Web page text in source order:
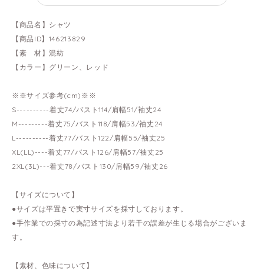
【商品名】シャツ
【商品ID】146213829
【素 材】混紡
【カラー】グリーン、レッド
※※サイズ参考(cm)※※
S----------着丈74/バスト114/肩幅51/袖丈24
M---------着丈75/バスト118/肩幅53/袖丈24
L----------着丈77/バスト122/肩幅55/袖丈25
XL(LL)----着丈77/バスト126/肩幅57/袖丈25
2XL(3L)---着丈78/バスト130/肩幅59/袖丈26
【サイズについて】
●サイズは平置きで実寸サイズを採寸しております。
●手作業での採寸の為記述寸法より若干の誤差が生じる場合がございま
す。
【素材、色味について】